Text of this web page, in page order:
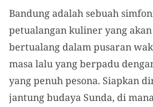
Bandung adalah sebuah
petualangan kuliner yang
bertualang dalam pusaran
masa lalu yang berpadu
yang penuh pesona. Siapkan
jantung budaya Sunda, di